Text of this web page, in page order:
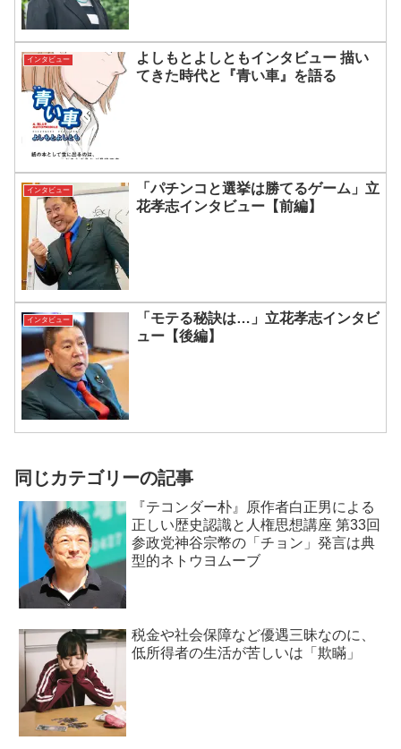
インタビュー
よしもとよしともインタビュー 描い
てきた時代と『青い車』を語る
インタビュー
「パチンコと選挙は勝てるゲーム」立
花孝志インタビュー【前編】
インタビュー
「モテる秘訣は…」立花孝志インタビ
ュー【後編】
同じカテゴリーの記事
『テコンダー朴』原作者白正男による
正しい歴史認識と人権思想講座 第33回
参政党神谷宗幣の「チョン」発言は典
型的ネトウヨムーブ
税金や社会保障など優遇三昧なのに、
低所得者の生活が苦しいは「欺瞞」